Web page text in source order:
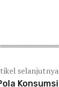
selanjutnya
Konsumsi